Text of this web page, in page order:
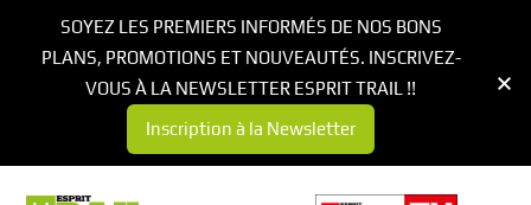
SOYEZ LES PREMIERS INFORMÉS DE NOS BONS
PLANS, PROMOTIONS ET NOUVEAUTÉS. INSCRIVEZ-
VOUS À LA NEWSLETTER ESPRIT TRAIL !!
Inscription à la Newsletter